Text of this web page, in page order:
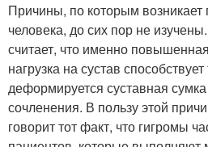
Причины, по которым возникает
человека, до сих пор не
считает, что именно
нагрузка на сустав
деформируется суставная
сочленения. В пользу этой
говорит тот факт, что гигромы